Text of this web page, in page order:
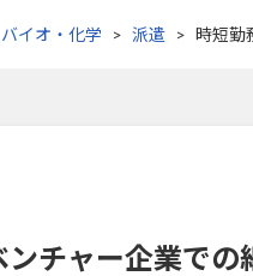
バイオ・化学 派遣 時短勤
チャー企業での